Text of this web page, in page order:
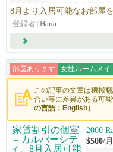
8月より入居可能なお部屋
[登録者] Hana
部屋あります 女性ルームメイ
この記事の文章は機械
合い等に差異がある可
の言語：English）
2000
$500/月